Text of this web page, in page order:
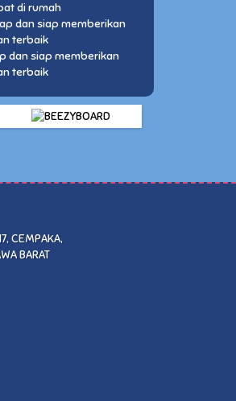
di rumah
dan siap memberikan
terbaik
CEMPAKA,
BARAT